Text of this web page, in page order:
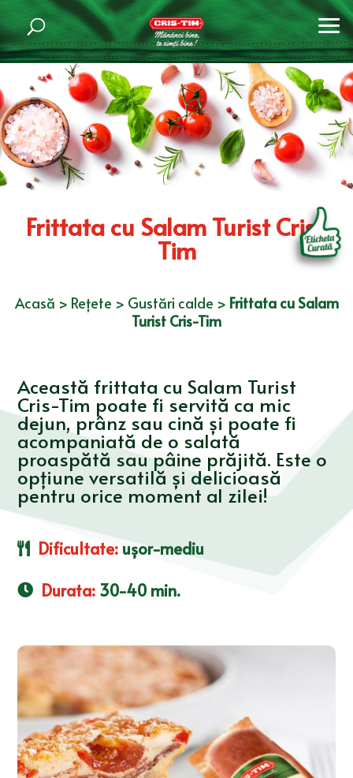
Frittata cu Salam Turist Cris-
Tim
Acasă > Rețete > Gustări calde > Frittata cu Salam
Turist Cris-Tim
Această frittata cu Salam Turist
Cris-Tim poate fi servită ca mic
dejun, prânz sau cină și poate fi
acompaniată de o salată
proaspătă sau pâine prăjită. Este o
opțiune versatilă și delicioasă
pentru orice moment al zilei!
Dificultate: ușor-mediu
Durata: 30-40 min.